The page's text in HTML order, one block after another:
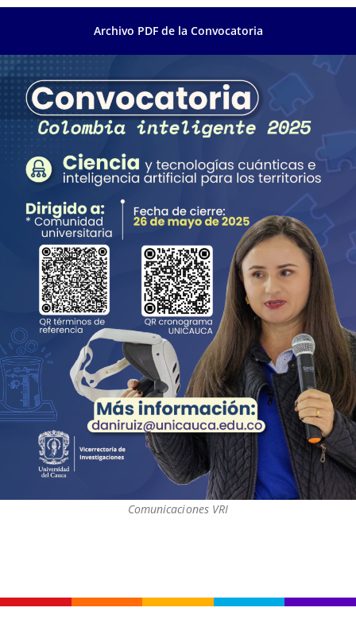
Archivo PDF de la Convocatoria
Comunicaciones VRI